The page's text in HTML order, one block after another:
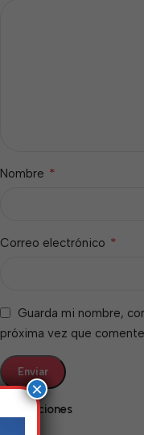
Valoraciones
Nombre *
Correo electrónico *
Guarda mi nombre,
próxima vez que
×